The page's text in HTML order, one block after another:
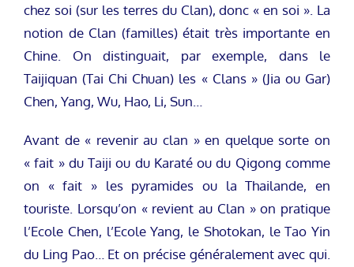
chez soi (sur les terres du Clan), donc « en soi ». La
notion de Clan (familles) était très importante en
Chine. On distinguait, par exemple, dans le
Taijiquan (Tai Chi Chuan) les « Clans » (Jia ou Gar)
Chen, Yang, Wu, Hao, Li, Sun…
Avant de « revenir au clan » en quelque sorte on
« fait » du Taiji ou du Karaté ou du Qigong comme
on « fait » les pyramides ou la Thailande, en
touriste. Lorsqu’on « revient au Clan » on pratique
l’Ecole Chen, l’Ecole Yang, le Shotokan, le Tao Yin
du Ling Pao… Et on précise généralement avec qui.